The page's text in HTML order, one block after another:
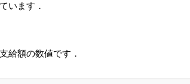
います．
給額の数値です．